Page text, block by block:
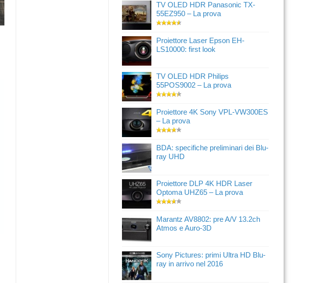
TV OLED HDR Panasonic TX-
55EZ950 – La prova
Proiettore Laser Epson EH-
LS10000: first look
TV OLED HDR Philips
55POS9002 – La prova
Proiettore 4K Sony VPL-VW300ES
– La prova
BDA: specifiche preliminari dei Blu-
ray UHD
Proiettore DLP 4K HDR Laser
Optoma UHZ65 – La prova
Marantz AV8802: pre A/V 13.2ch
Atmos e Auro-3D
Sony Pictures: primi Ultra HD Blu-
ray in arrivo nel 2016